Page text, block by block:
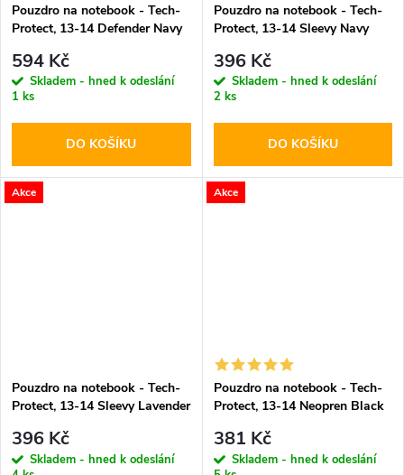
Pouzdro na notebook - Tech-
Protect, 13-14 Defender Navy
594 Kč
Skladem - hned k odeslání
1 ks
DO KOŠÍKU
Pouzdro na notebook - Tech-
Protect, 13-14 Sleevy Navy
396 Kč
Skladem - hned k odeslání
2 ks
DO KOŠÍKU
Akce
Pouzdro na notebook - Tech-
Protect, 13-14 Sleevy Lavender
396 Kč
Skladem - hned k odeslání
Akce
Pouzdro na notebook - Tech-
Protect, 13-14 Neopren Black
381 Kč
Skladem - hned k odeslání